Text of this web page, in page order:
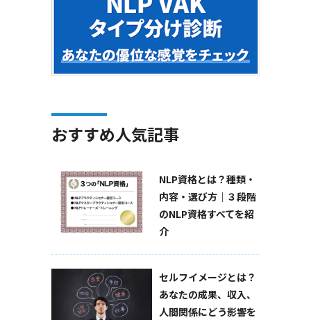
おすすめ人気記事
NLP資格とは？種類・
内容・選び方｜３段階
のNLP資格すべてを紹
介
セルフイメージとは？
あなたの成果、収入、
人間関係にどう影響を